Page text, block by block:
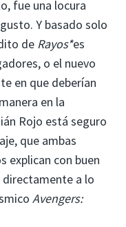
fue una locura
Y basado solo
de Rayos*es
o el nuevo
en que deberían
en la
Rojo está seguro
que ambas
explican con buen
directamente a lo
Avengers: